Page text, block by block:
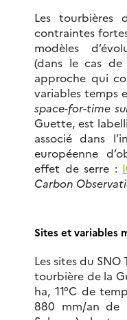
Les tourbières
contraintes
modèles
(dans le cas
approche qui
variables temps
space-for-time
Guette, est
associé dans
européenne
effet de serre :
Carbon
Sites et variables
Les sites du
tourbière de la
ha, 11°C de
880 mm/an de